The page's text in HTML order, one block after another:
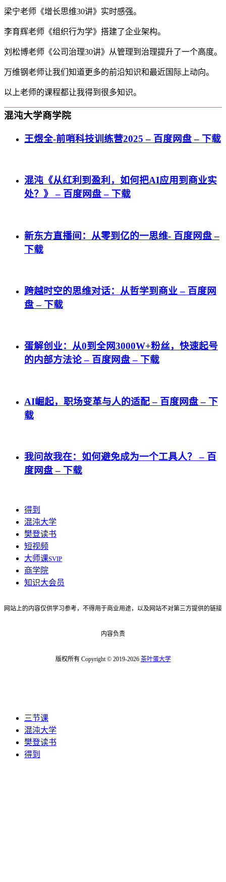
梁宁老师《增长思维30讲》实时感强。
李育辉老师《组织行为学》搭建了企业架构。
刘松博老师《公司治理30讲》从管理到治理提升了一个高度。
万维钢老师让我们知道更多的前沿知识和最近国际上动向。
以上老师的课程都让我得到很多知识。
混沌大学商学院
王煜全-前哨科技训练营2025 – 百度网盘 – 下载
混沌《从红利到盈利，如何把AI应用到商业实
处？》 – 百度网盘 – 下载
新东方直播间：从零到亿的一思维- 百度网盘 –
下载
跨越时空的思维对话：从哲学到商业 – 百度网
盘 – 下载
蛋解创业：从0到全网3000W+粉丝，快速起号
的内部方法论 – 百度网盘 – 下载
AI崛起，职场变革与人的适配 – 百度网盘 – 下
载
我问故我在：如何避免成为一个工具人？ – 百
度网盘 – 下载
得到
混沌大学
樊登读书
短视频
大师课SVIP
商学院
知识大会员
网站上的内容仅供学习参考，不得用于商业用途，以及网站不对第三方提供的链接
内容负责
版权所有 Copyright © 2019-2026 茶叶蛋大学
三节课
混沌大学
樊登读书
得到